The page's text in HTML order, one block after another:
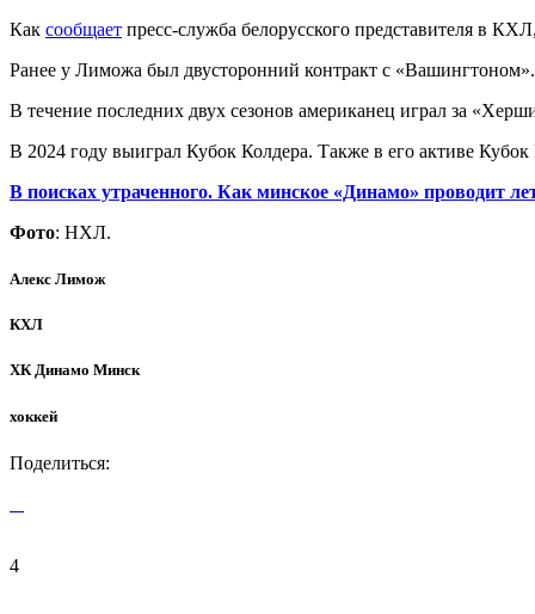
Как сообщает пресс-служба белорусского представителя в
Ранее у Лиможа был двусторонний контракт с
В течение последних двух сезонов американец играл за
В 2024 году выиграл Кубок Колдера. Также в его активе
В поисках утраченного. Как минское «Динамо» проводит
Фото: НХЛ.
Алекс Лимож
КХЛ
ХК Динамо Минск
хоккей
Поделиться:
4